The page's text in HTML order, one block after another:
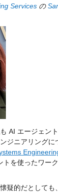
Servicesの
AI エージェン
ジニアリングに
トを使ったワー
疑的だとしても